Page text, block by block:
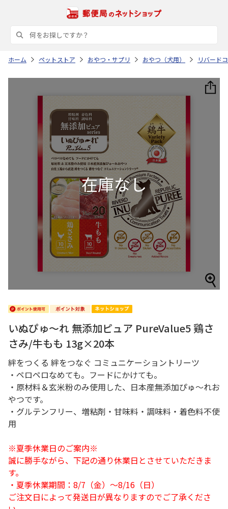
ホーム ペットストア おやつ・サプリ おやつ（犬用） リバード
いぬぴゅ～れ 無添加ピュア PureValue5 鶏さ
さみ/牛もも 13g×20本
絆をつくる 絆をつなぐ コミュニケーショントリーツ
・ペロペロなめても。フードにかけても。
・原材料＆玄米粉のみ使用した、日本産無添加ぴゅ～れお
やつです。
・グルテンフリー、増粘剤・甘味料・調味料・着色料不使
用
※夏季休業日のご案内※
誠に勝手ながら、下記の通り休業日とさせていただきま
す。
・夏季休業期間：8/7（金）～8/16（日）
ご注文日によって発送日が異なりますのでご了承くださ